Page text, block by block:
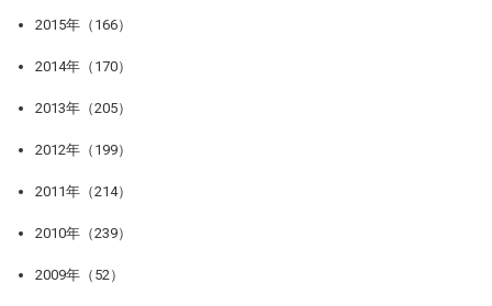
2015年（166）
2014年（170）
2013年（205）
2012年（199）
2011年（214）
2010年（239）
2009年（52）